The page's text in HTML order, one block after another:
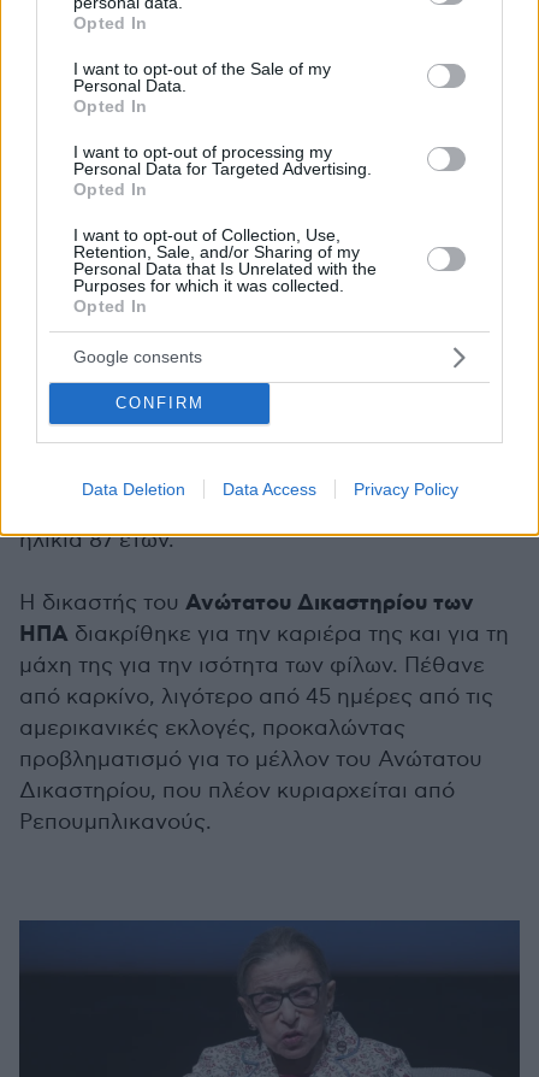
grant or deny consent to Google and its third-party tags to
use your data for below specified purposes in below Google
consent section.
Opted In
I want to opt-out of the Sale of my
Personal Data.
Opted In
I want to opt-out of processing my
Personal Data for Targeted Advertising.
Opted In
I want to opt-out of Collection, Use,
Retention, Sale, and/or Sharing of my
Personal Data that Is Unrelated with the
Purposes for which it was collected.
Opted In
Google consents
CONFIRM
Data Deletion Data Access Privacy Policy
Ρουθ Μπέιντερ Γκίνσμπεργκ
Εμβληματική δικαστής και θιασώτης των
ανθρωπίνων δικαιωμάτων, η
Ρουθ Μπέιντερ
ηλικία 87 ετών.
Η δικαστής του Ανώτατου Δικαστηρίου των
ΗΠΑ διακρίθηκε για την καριέρα της και για τη
μάχη της για την ισότητα των φίλων. Πέθανε
από καρκίνο, λιγότερο από 45 ημέρες από τις
αμερικανικές εκλογές, προκαλώντας
προβληματισμό για το μέλλον του Ανώτατου
Δικαστηρίου, που πλέον κυριαρχείται από
Ρεπουμπλικανούς.